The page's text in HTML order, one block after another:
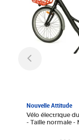
Nouvelle Attitude
Vélo électrique
- Taille normale -